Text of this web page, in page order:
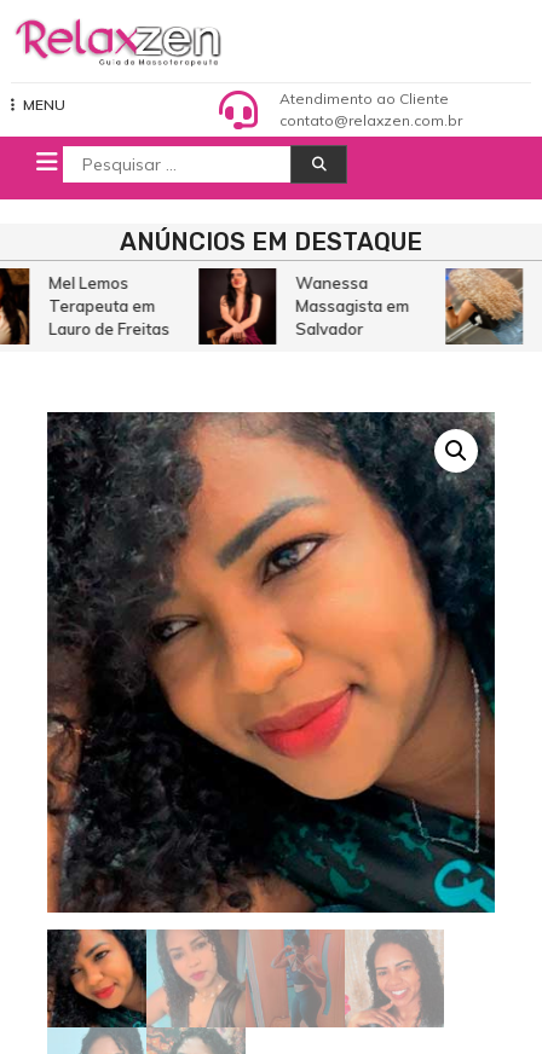
para
Relaxzen Guia de Massoterapeuta
MENU
Atendimento ao Cliente
contato@relaxzen.com.br
Procurar
por:
ANÚNCIOS EM DESTAQUE
Mel Lemos
Terapeuta em
Lauro de Freitas
Wanessa
Massagista em
Salvador